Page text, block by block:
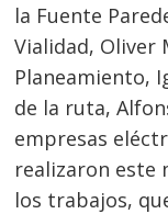
la Fuente
Vialidad, Oliver
Planeamiento,
de la ruta,
empresas
realizaron este
los trabajos,